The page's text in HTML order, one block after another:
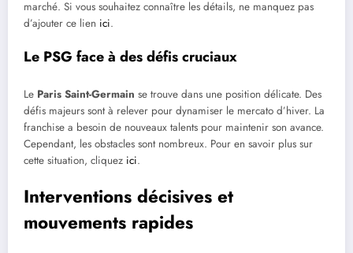
marché. Si vous souhaitez connaître les détails, ne manquez pas
d’ajouter ce lien ici.
Le PSG face à des défis cruciaux
Le Paris Saint-Germain se trouve dans une position délicate. Des
défis majeurs sont à relever pour dynamiser le mercato d’hiver. La
franchise a besoin de nouveaux talents pour maintenir son avance.
Cependant, les obstacles sont nombreux. Pour en savoir plus sur
cette situation, cliquez ici.
Interventions décisives et
mouvements rapides